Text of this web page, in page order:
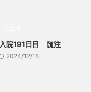
入院191日目 髄注
2024/12/18